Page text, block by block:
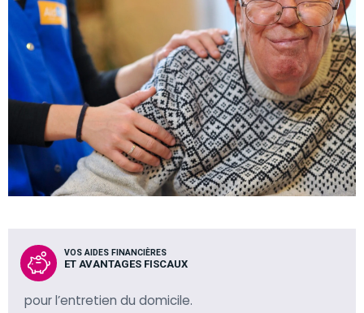
VOS AIDES FINANCIÈRES
ET AVANTAGES FISCAUX
pour l’entretien du domicile.